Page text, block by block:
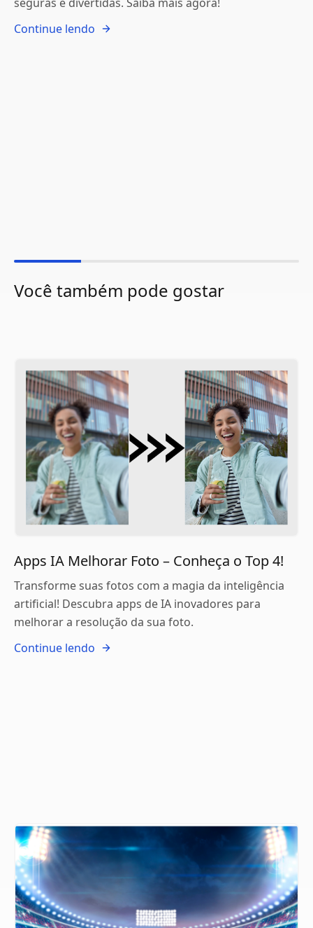
Continue lendo
Você também pode gostar
Apps IA Melhorar Foto – Conheça o Top 4!
Transforme suas fotos com a magia da inteligência
artificial! Descubra apps de IA inovadores para
melhorar a resolução da sua foto.
Continue lendo